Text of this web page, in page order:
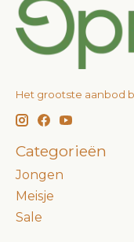
Het grootste aanbod
Categorieën
Jongen
Meisje
Sale